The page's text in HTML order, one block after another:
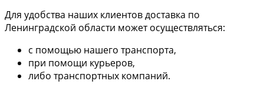
Для удобства наших клиентов доставка по
Ленинградской области может осуществляться:
с помощью нашего транспорта,
при помощи курьеров,
либо транспортных компаний.